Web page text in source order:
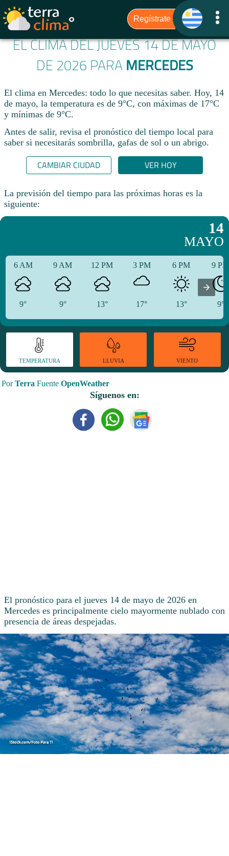
EL CLIMA DEL JUEVES 14 DE MAYO
DE 2026 PARA MERCEDES
El clima en Mercedes: todo lo que necesitas saber. Hoy, 14
de mayo, la temperatura es de 9°C, con máximas de 17°C
y mínimas de 9°C.
Antes de salir, revisa el pronóstico del tiempo local para
saber si necesitarás sombrilla, gafas de sol o un abrigo.
CAMBIAR CIUDAD VER HOY
La previsión del tiempo para las próximas horas es la
siguiente:
14
MAYO
6 AM
9°
9 AM
9°
12 PM
13°
3 PM
17°
6 PM
13°
9
9°
TEMPERATURA LLUVIA VIENTO
PorTerra Fuente OpenWeather
Síguenos en:
El pronóstico para el jueves 14 de mayo de 2026 en
Mercedes es principalmente cielo mayormente nublado con
presencia de áreas despejadas.